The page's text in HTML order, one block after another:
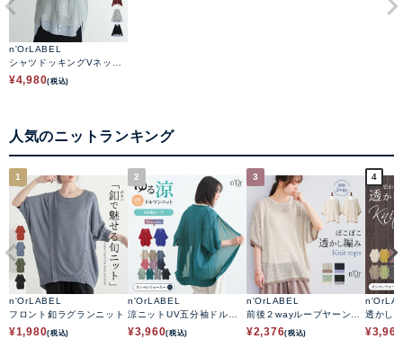
n'OrLABEL
シャツドッキングVネック
ニット
¥4,980(税込)
人気のニットランキング
1
n'OrLABEL
フロント釦ラグランニット
¥1,980(税込)
2
n'OrLABEL
涼ニットUV五分袖ドルマ
ンカーディガン
¥3,960(税込)
3
n'OrLABEL
前後２wayループヤーン配
色ニット
¥2,376(税込)
4
透かし
ット
¥3,960